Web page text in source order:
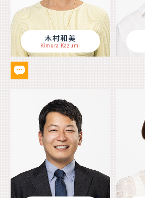
木村和美
Kimura Kazumi